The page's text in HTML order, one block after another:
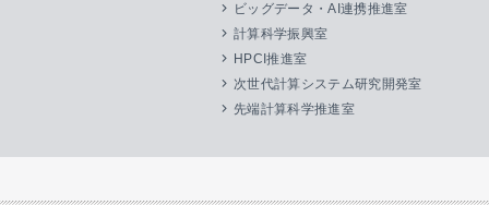
ビッグデータ・AI連携推進室
計算科学振興室
HPCI推進室
次世代計算システム研究開発室
先端計算科学推進室